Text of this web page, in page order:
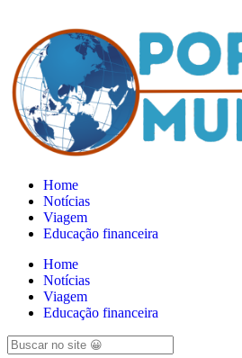
Home
Notícias
Viagem
Educação financeira
Home
Notícias
Viagem
Educação financeira